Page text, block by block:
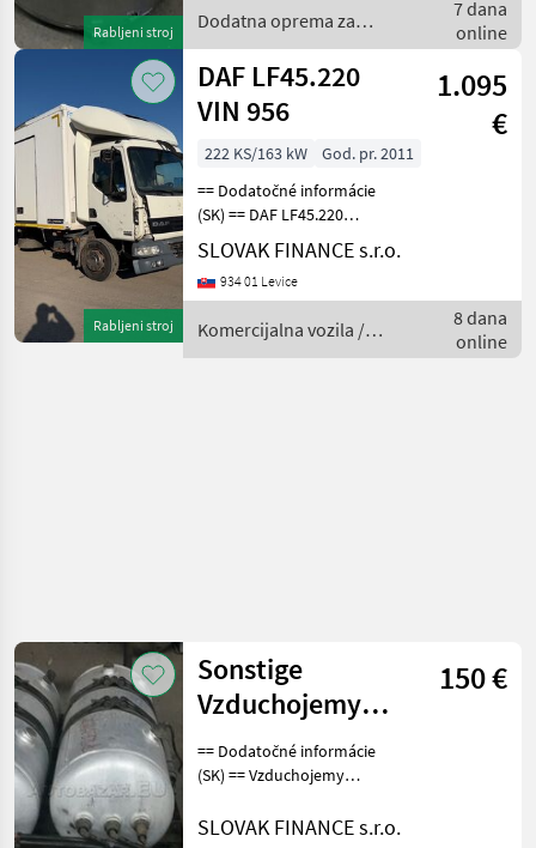
Rabljeni stroj
Dodatna oprema za
traktore / Sonstige
7 dana
online
Rabljeni stroj
DAF LF45.220
VIN 956
1.095
€
222 KS/163 kW
God. pr. 2011
== Dodatočné informácie
(SK) == DAF LF45.220
chladiak r.v. 10/2011, 620
897 km, EEV, 163, 2 kW,
6692, 4 cm3, manuál,
klimatizácia, vzadu na
vzduchu,
SLOVAK FINANCE s.r.o.
934 01 Levice
Komercijalna vozila /
DAF
8 dana
online
Sonstige
Vzduchojemy
hliníkové renault
premium
150 €
== Dodatočné informácie
(SK) == Vzduchojemy
dxi euro 5, s držiakom, cena
SLOVAK FINANCE s.r.o.